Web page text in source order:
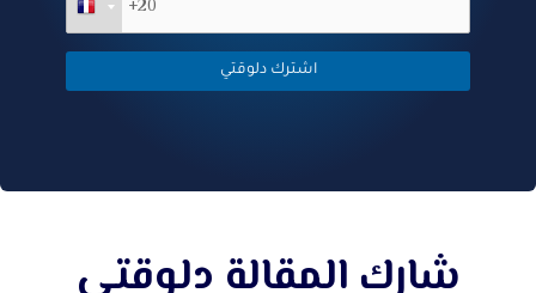
شارك المقالة دلوقتي